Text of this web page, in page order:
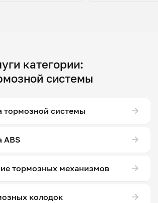
категории:
системы
тормозной системы
ABS
тормозных механизмов
колодок